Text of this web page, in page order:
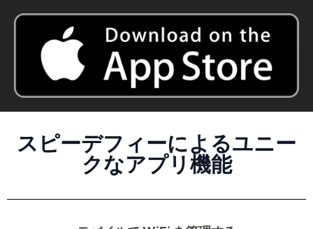
スピーデフィーによるユニー
クなアプリ機能